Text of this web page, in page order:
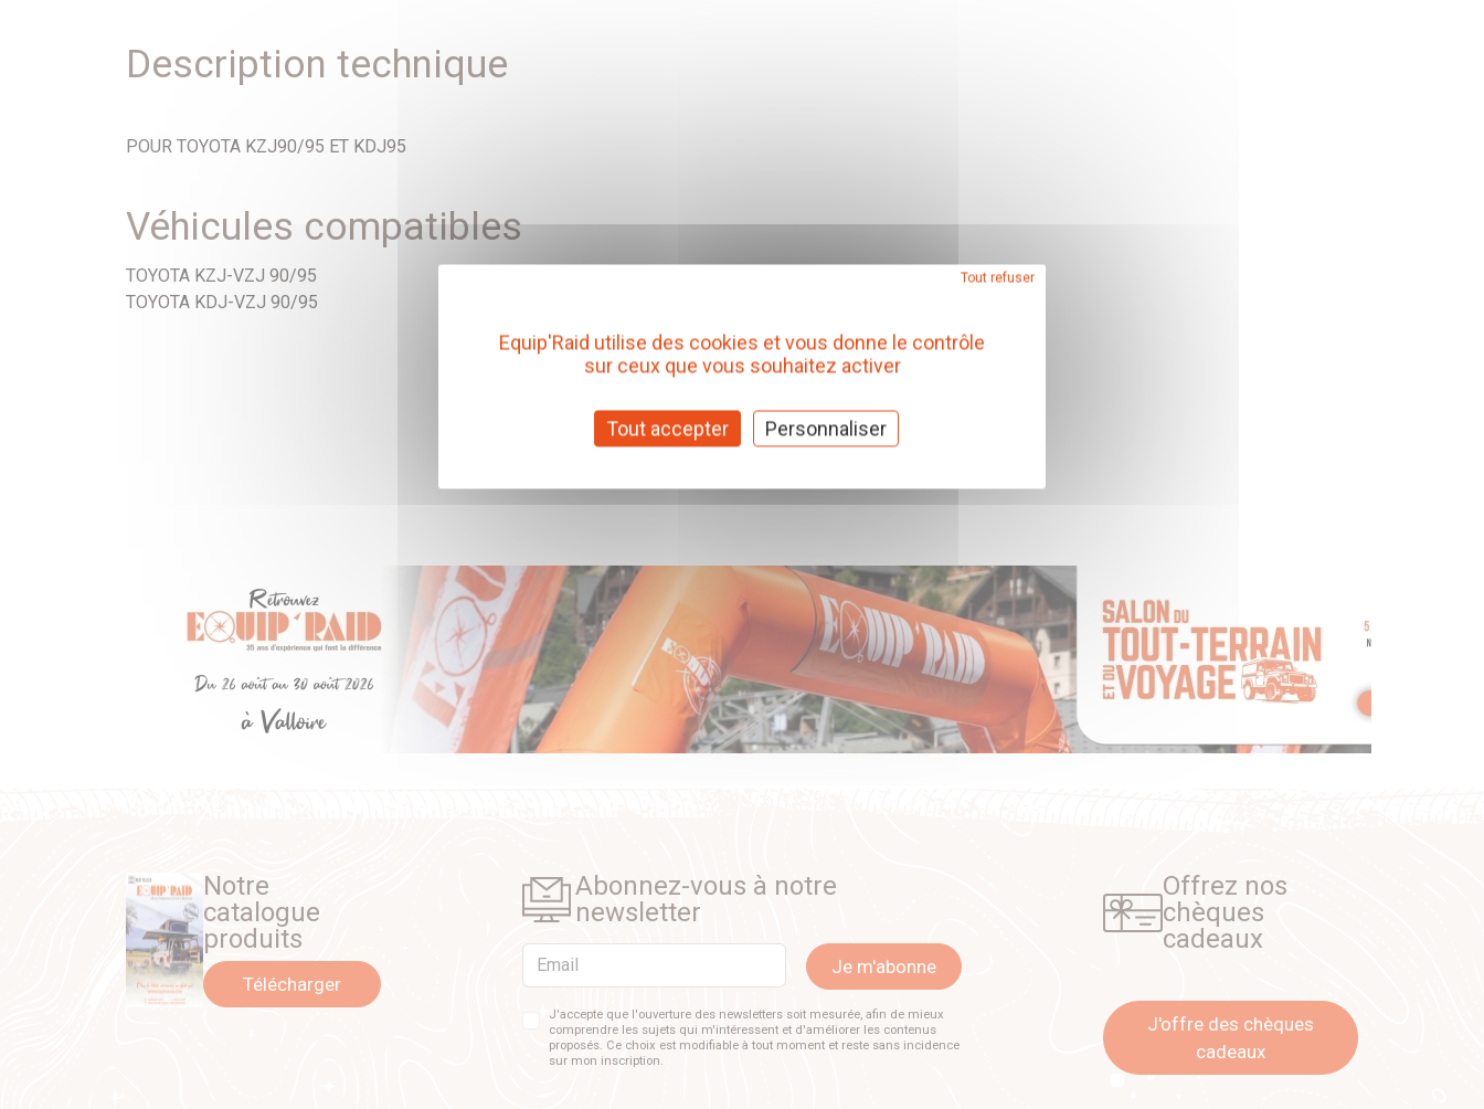
Description technique
POUR TOYOTA KZJ90/95 ET KDJ95
Véhicules compatibles
TOYOTA KZJ-VZJ 90/95
TOYOTA KDJ-VZJ 90/95
Notre
catalogue
produits
Télécharger
Abonnez-vous à notre
newsletter
Email Je m'abonne
J'accepte que l'ouverture des newsletters soit mesurée, afin de mieux
comprendre les sujets qui m'intéressent et d'améliorer les contenus
proposés. Ce choix est modifiable à tout moment et reste sans incidence
sur mon inscription.
Offrez nos
chèques
cadeaux
J'offre des chèques
cadeaux
Equip'Raid utilise des cookies et vous donne le contrôle
sur ceux que vous souhaitez activer
Tout accepter
Tout refuser
Personnaliser